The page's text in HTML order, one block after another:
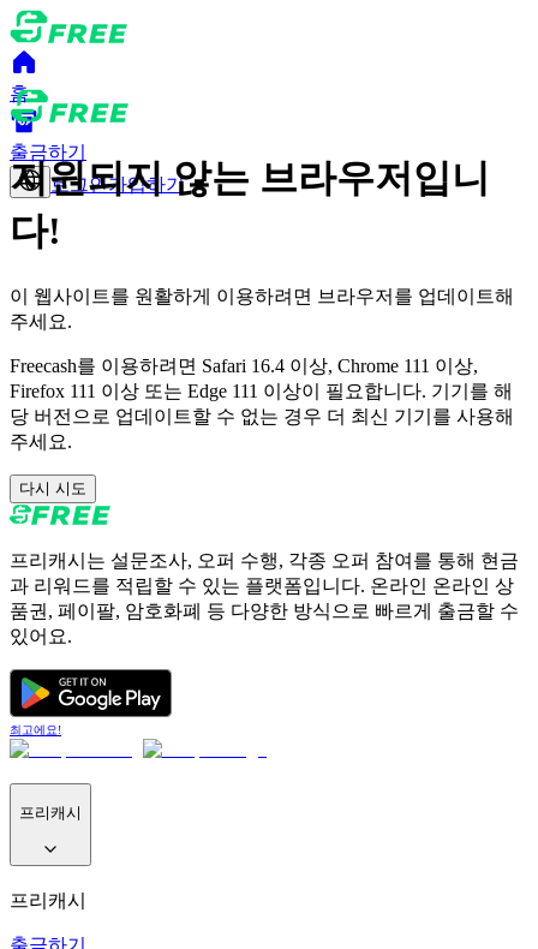
홈
출금하기
로그인가입하기
지원되지 않는 브라우저입니
다!
이 웹사이트를 원활하게 이용하려면 브라우저를 업데이트해
주세요.
Freecash를 이용하려면 Safari 16.4 이상, Chrome 111 이상,
Firefox 111 이상 또는 Edge 111 이상이 필요합니다. 기기를 해
당 버전으로 업데이트할 수 없는 경우 더 최신 기기를 사용해
주세요.
다시 시도
프리캐시는 설문조사, 오퍼 수행, 각종 오퍼 참여를 통해 현금
과 리워드를 적립할 수 있는 플랫폼입니다. 온라인 온라인 상
품권, 페이팔, 암호화폐 등 다양한 방식으로 빠르게 출금할 수
있어요.
최고에요!
프리캐시
프리캐시
출금하기